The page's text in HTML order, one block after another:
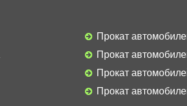
Прокат
Прокат
Прокат
Прокат